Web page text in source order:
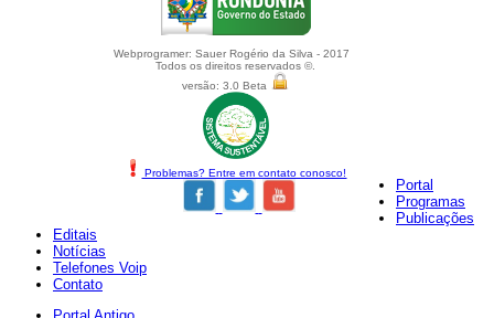
Webprogramer: Sauer Rogério da Silva - 2017
Todos os direitos reservados ©.
versão: 3.0 Beta
Problemas? Entre em contato conosco!
Portal
Programas
Publicações
Editais
Notícias
Telefones Voip
Contato